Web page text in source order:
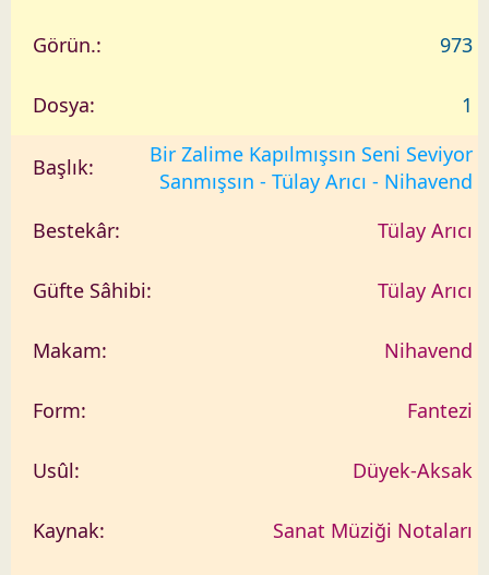
973
1
Bir Zalime Kapılmışsın Seni Seviyor
Sanmışsın - Tülay Arıcı - Nihavend
Tülay Arıcı
Tülay Arıcı
Nihavend
Fantezi
Düyek-Aksak
Sanat Müziği Notaları